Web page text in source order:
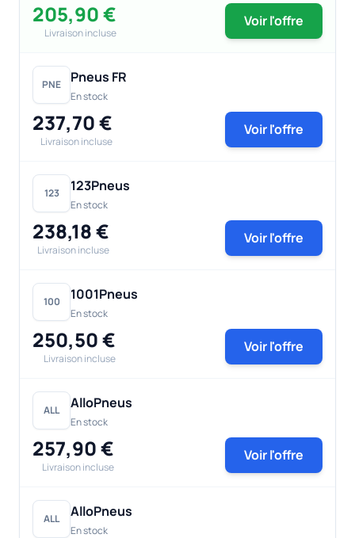
205,90 €
Livraison incluse
Voir l'offre
PNE Pneus FR
En stock
237,70 €
Livraison incluse
Voir l'offre
123 123Pneus
En stock
238,18 €
Livraison incluse
Voir l'offre
100 1001Pneus
En stock
250,50 €
Livraison incluse
Voir l'offre
ALL AlloPneus
En stock
257,90 €
Livraison incluse
Voir l'offre
ALL AlloPneus
En stock